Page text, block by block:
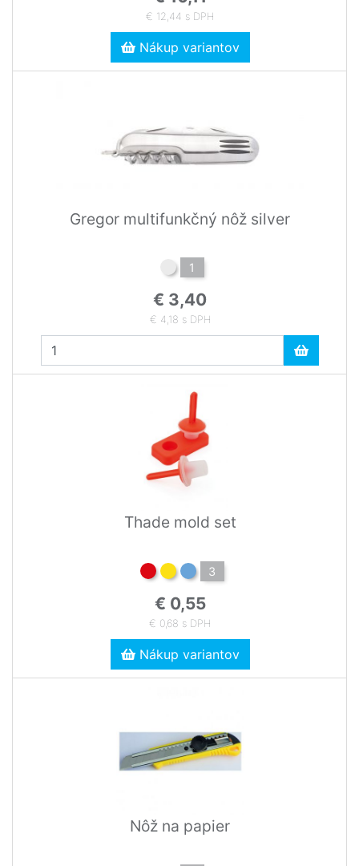
€ 12,44 s DPH
Nákup variantov
Gregor multifunkčný nôž silver
1
€ 3,40
€ 4,18 s DPH
Thade mold set
3
€ 0,55
€ 0,68 s DPH
Nákup variantov
Nôž na papier